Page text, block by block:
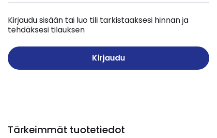
Kirjaudu sisään tai luo tili tarkistaaksesi hinnan ja
tehdäksesi tilauksen
Kirjaudu
Tärkeimmät tuotetiedot